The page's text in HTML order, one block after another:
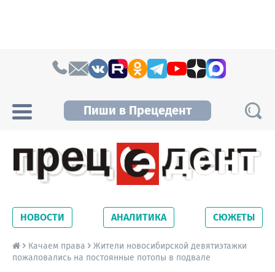
Пиши в Прецедент
Новосибирской области. Читайте свежие
новости на сайте сетевого издания
Precedent.
НОВОСТИ АНАЛИТИКА СЮЖЕТЫ
Качаем права
Жители новосибирской девятиэтажки
пожаловались на постоянные потопы в подвале